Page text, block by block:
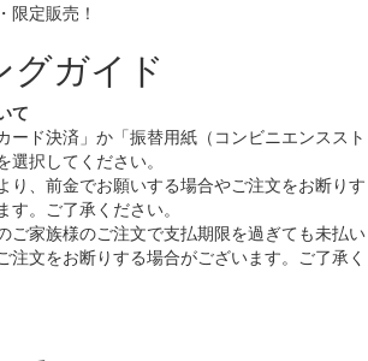
限定販売！
グガイド
て
ード決済」か「振替用紙（コンビニエンススト
選択してください。
り、前金でお願いする場合やご注文をお断りす
す。ご了承ください。
ご家族様のご注文で支払期限を過ぎても未払い
注文をお断りする場合がございます。ご了承く